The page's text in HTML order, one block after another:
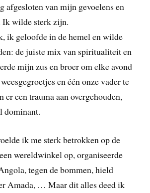
afgesloten van mijn gevoelens en
Ik wilde sterk zijn.
ik geloofde in de hemel en wilde
de juiste mix van spiritualiteit en
mijn zus en broer om elke avond
en één onze vader te
er een trauma aan overgehouden,
dominant.
ik me sterk betrokken op de
wereldwinkel op, organiseerde
tegen de bommen, hield
Amada, … Maar dit alles deed ik